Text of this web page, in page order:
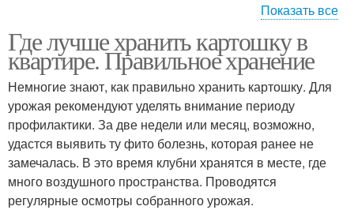
Ящик для хранения
Показать все
Где лучше хранить картошку в
квартире. Правильное хранение
Немногие знают, как правильно хранить картошку. Для
урожая рекомендуют уделять внимание периоду
профилактики. За две недели или месяц, возможно,
удастся выявить ту фито болезнь, которая ранее не
замечалась. В это время клубни хранятся в месте, где
много воздушного пространства. Проводятся
регулярные осмотры собранного урожая.